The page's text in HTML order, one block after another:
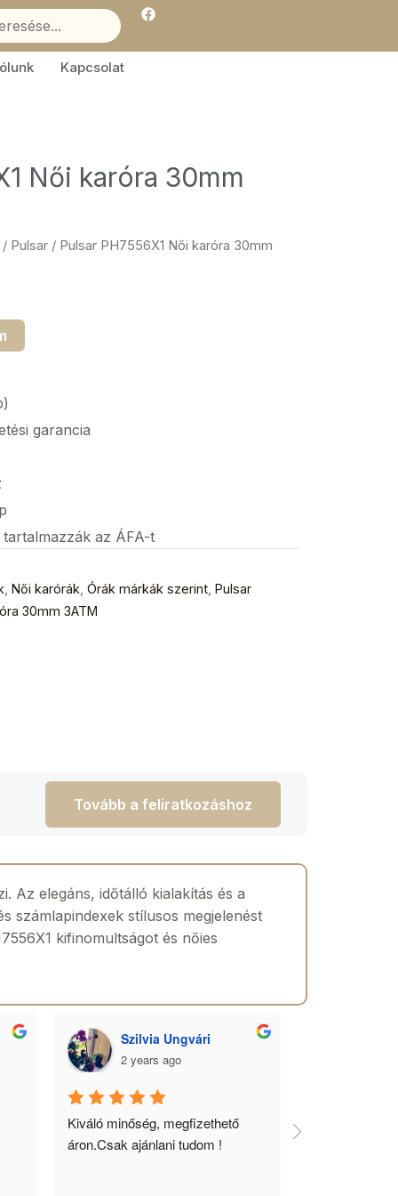
F
a
e
Kapcsolat
Női karóra 30mm
/ Pulsar / Pulsar PH7556X1 Női karóra 30mm
garancia
az ÁFA-t
Női karórák Órák márkák szerint Pulsar
30mm 3ATM
Tovább a feliratkozáshoz
Az elegáns, időtálló kialakítás és a
számlapindexek stílusos megjelenést
kifinomultságot és nőies
Szilvia Ungvári
2 years ago
Kiváló minőség, megfizethető
áron.Csak ajánlani tudom !